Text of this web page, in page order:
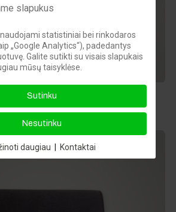
Kreminė blizgi delninė
18,00 €
slapukus
statistiniai bei rinkodaros
„Google Analytics“), padedantys
Galite sutikti su visais slapukais
mūsų taisyklėse.
Sutinku
Nesutinku
daugiau Kontaktai